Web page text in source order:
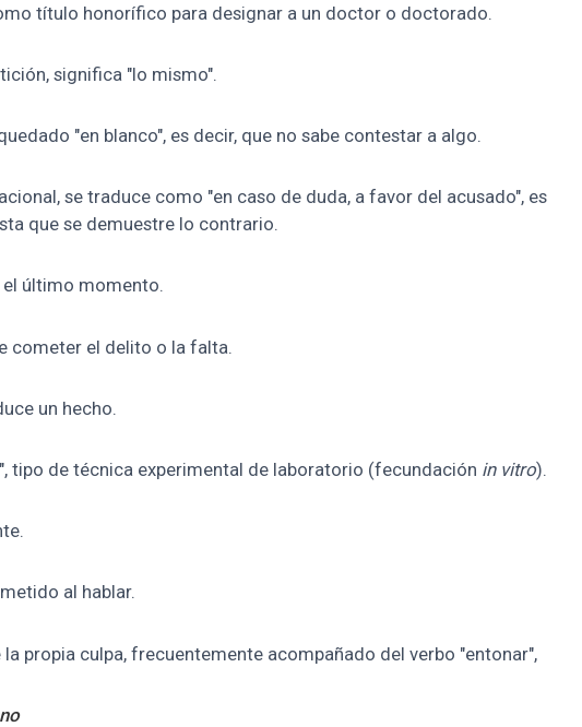
título honorífico para designar a un doctor o doctorado.
significa "lo mismo".
"en blanco", es decir, que no sabe contestar a algo.
se traduce como "en caso de duda, a favor del acusado", es
que se demuestre lo contrario.
el último momento.
cometer el delito o la falta.
un hecho.
tipo de técnica experimental de laboratorio (fecundación in vitro).
al hablar.
propia culpa, frecuentemente acompañado del verbo "entonar",